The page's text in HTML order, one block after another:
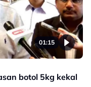
01:15
botol 5kg kekal